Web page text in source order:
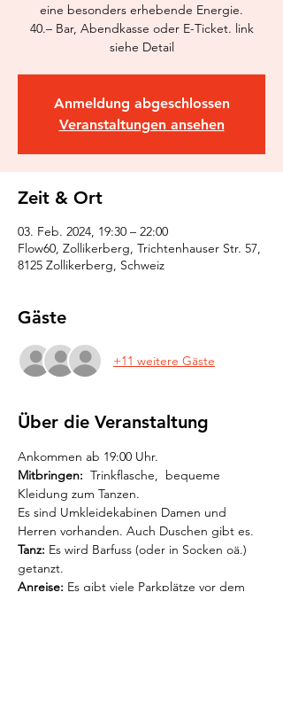
eine besonders erhebende Energie.
40.– Bar, Abendkasse oder E-Ticket. link
siehe Detail
Anmeldung abgeschlossen
Veranstaltungen ansehen
Zeit & Ort
03. Feb. 2024, 19:30 – 22:00
Flow60, Zollikerberg, Trichtenhauser Str. 57,
8125 Zollikerberg, Schweiz
Gäste
+11 weitere Gäste
Über die Veranstaltung
Ankommen ab 19:00 Uhr.
Mitbringen: Trinkflasche,  bequeme
Kleidung zum Tanzen.
Es sind Umkleidekabinen Damen und
Herren vorhanden. Auch Duschen gibt es.
Tanz: Es wird Barfuss (oder in Socken oä.)
getanzt.
Anreise: Es gibt viele Parkplätze vor dem